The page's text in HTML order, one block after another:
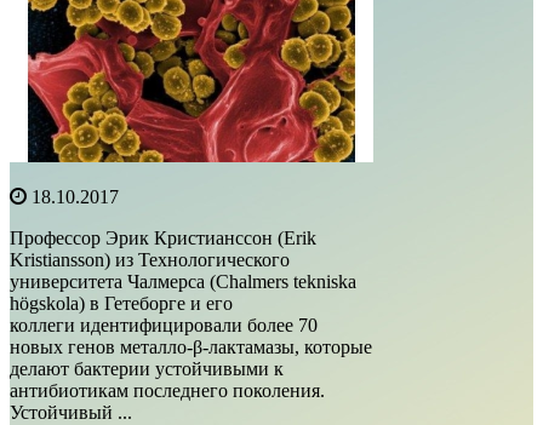
18.10.2017
Профессор Эрик Кристианссон (Erik
Kristiansson) из Технологического
университета Чалмерса (Chalmers tekniska
högskola) в Гетеборге и его
коллеги идентифицировали более 70
новых генов металло-β-лактамазы, которые
делают бактерии устойчивыми к
антибиотикам последнего поколения.
Устойчивый ...